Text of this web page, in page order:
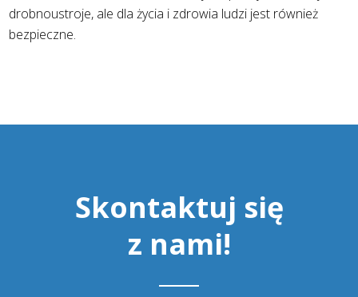
drobnoustroje, ale dla życia i zdrowia ludzi jest również
bezpieczne.
Skontaktuj się
z nami!